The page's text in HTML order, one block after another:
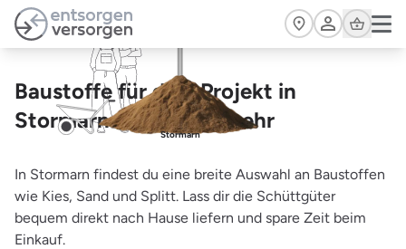
Zum Hauptinhalt springen
Cart
Baustoffe für dein Projekt in
Stormarn – Kies und mehr
Stormarn
In Stormarn findest du eine breite Auswahl an Baustoffen
wie Kies, Sand und Splitt. Lass dir die Schüttgüter
bequem direkt nach Hause liefern und spare Zeit beim
Einkauf.